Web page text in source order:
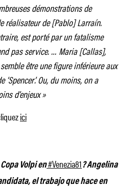
démonstrations de
réalisateur de [Pablo] Larraín.
est porté par un fatalisme
pas service. … Maria [Callas],
être une figure inférieure aux
‘Spencer’. Ou, du moins, on a
d’enjeux »
ici
Volpi en#Venezia81? Angelina
el trabajo que hace en